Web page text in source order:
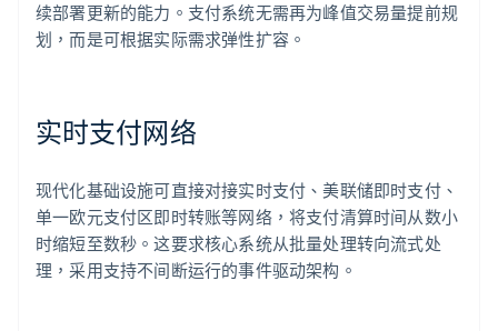
续部署更新的能力。支付系统无需再为峰值交易量提前规
划，而是可根据实际需求弹性扩容。
实时支付网络
现代化基础设施可直接对接实时支付、美联储即时支付、
单一欧元支付区即时转账等网络，将支付清算时间从数小
时缩短至数秒。这要求核心系统从批量处理转向流式处
理，采用支持不间断运行的事件驱动架构。